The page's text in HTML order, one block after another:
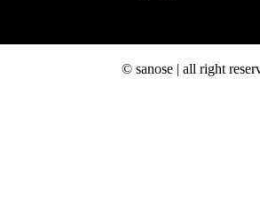
© sanose | all right